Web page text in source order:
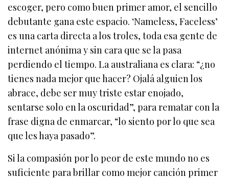
escoger, pero como buen primer amor, el sencillo
debutante gana este espacio. ‘Nameless, Faceless’
es una carta directa a los troles, toda esa gente de
internet anónima y sin cara que se la pasa
perdiendo el tiempo. La australiana es clara: “¿no
tienes nada mejor que hacer? Ojalá alguien los
abrace, debe ser muy triste estar enojado,
sentarse solo en la oscuridad”, para rematar con la
frase digna de enmarcar, “lo siento por lo que sea
que les haya pasado”.
Si la compasión por lo peor de este mundo no es
suficiente para brillar como mejor canción primer